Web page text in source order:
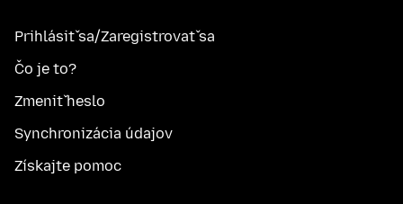
Prihlásiť sa/Zaregistrovať sa
Čo je to?
Zmeniť heslo
Synchronizácia údajov
Získajte pomoc